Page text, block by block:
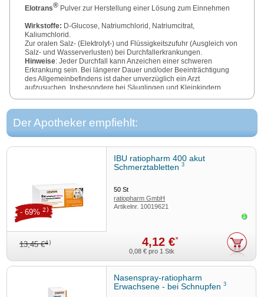
Elotrans® Pulver zur Herstellung einer Lösung zum Einnehmen
Wirkstoffe: D-Glucose, Natriumchlorid, Natriumcitrat,
Kaliumchlorid.
Zur oralen Salz- (Elektrolyt-) und Flüssigkeitszufuhr (Ausgleich von
Salz- und Wasserverlusten) bei Durchfallerkrankungen.
Hinweise: Jeder Durchfall kann Anzeichen einer schweren
Erkrankung sein. Bei längerer Dauer und/oder Beeinträchtigung
des Allgemeinbefindens ist daher unverzüglich ein Arzt
aufzusuchen. Insbesondere bei Säuglingen und Kleinkindern
Durchfallbehandlung von Säuglingen und Kleinkindern in jedem
Fall ein Arzt hinzuzuziehen. Enthält Glucose, Kalium, Natrium,
entsprechend 4 g Kohlenhydrate (entspricht 16,4 kcal bzw. 69 kJ).
Zu Risiken und Nebenwirkungen lesen Sie die Packungsbeilage
STADA Consumer Health Deutschland GmbH, Stadastraße 2–18,
61118 Bad Vilbel
Stand: Mai 2025
Der Apotheker empfiehlt:
IBU ratiopharm 400 akut
Schmerztabletten3
50St
ratiopharm GmbH
Artikelnr. 10019621
13,45 €4) 4,12 €*
- 69% 2)
0,08 € pro 1 Stk
Nasenspray-ratiopharm
Erwachsene - bei Schnupfen3